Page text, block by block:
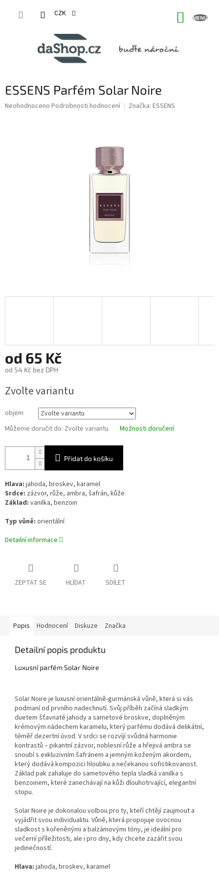
CZK
ESSENS Parfém Solar Noire
Průměrné
Neohodnoceno Podrobnosti hodnocení Značka: ESSENS
od 65 Kč
od 54 Kč bez DPH
cena:
Zvolte variantu
objem
Můžeme doručit do: Zvolte variantu Možnosti doručení
Přidat do košíku
Hlava: jahoda, broskev, karamel
Srdce: zázvor, růže, ambra, šafrán, kůže
Základ: vanilka, benzoin
Typ vůně: orientální
Detailní informace
ZEPTAT SE HLÍDAT SDÍLET
Popis Hodnocení Diskuze Značka
Detailní popis produktu
Luxusní parfém Solar Noire
Solar Noire je luxusní orientálně-gurmánská vůně, která si vás
podmaní od prvního nadechnutí. Svůj příběh začíná sladkým
duetem šťavnaté jahody a sametové broskve, doplněným
krémovým nádechem karamelu, který parfému dodává delikátní,
téměř dezertní úvod. V srdci se rozvíjí svůdná harmonie
kontrastů – pikantní zázvor, noblesní růže a hřejivá ambra se
snoubí s exkluzivním šafránem a jemným koženým akordem,
který dodává kompozici hloubku a nečekanou sofistikovanost.
Základ pak zahaluje do sametového tepla sladká vanilka s
benzoinem, které zanechávají na kůži dlouhotrvající, elegantní
stopu.
Solar Noire je dokonalou volbou pro ty, kteří chtějí zaujmout a
vyjádřit svou individualitu. Vůně, která propojuje ovocnou
sladkost s kořeněnými a balzámovými tóny, je ideální pro
večerní příležitosti, ale i pro dny, kdy chcete zazářit svou
jedinečností.
Hlava: jahoda, broskev, karamel